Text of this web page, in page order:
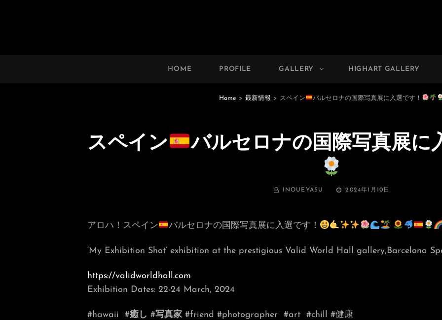
HOME PROFILE GALLERY HIGHART GALLERY
Home > 最新情報 > スペイン バルセロナの国際写真展に入選です！
スペイン バルセロナの国際写真展に
BY INOUEYASU
投
2024年1月10日
アロハ！スペイン バルセロナの国際写真展に入選です！
‘My Exhibition Shot’ exhibition at the prestigious Valid World Hall gallery,Barcelona
https://validworldhall.com
Exhibition Dates: 22-24 March, 2024
#hawaii #癒し #写真家 #friend #photographer #art #chill #健康